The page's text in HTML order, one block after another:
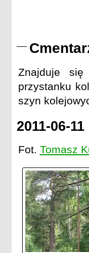
Znajduje
przystanku
szyn
2011-06-11
Fot. Tomasz